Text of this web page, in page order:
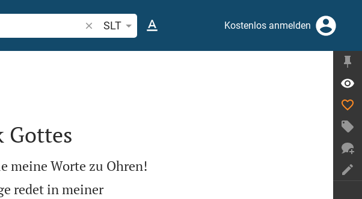
Bibelstelle oder Begriff suchen
SLT Kostenlos anmelden
Gottes
meine Worte zu Ohren!
redet in meiner